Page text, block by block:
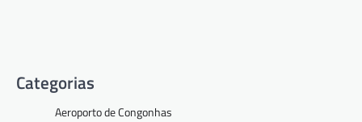
Categorias
Aeroporto de Congonhas